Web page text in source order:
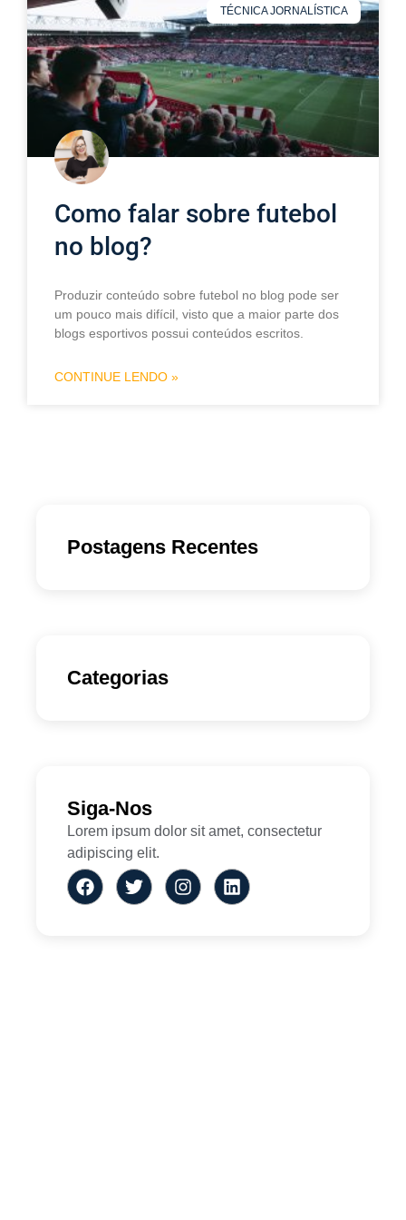
TÉCNICA JORNALÍSTICA
Como falar sobre futebol
no blog?
Produzir conteúdo sobre futebol no blog pode ser
um pouco mais difícil, visto que a maior parte dos
blogs esportivos possui conteúdos escritos.
CONTINUE LENDO »
Postagens Recentes
Categorias
Siga-Nos
Lorem ipsum dolor sit amet, consectetur
adipiscing elit.